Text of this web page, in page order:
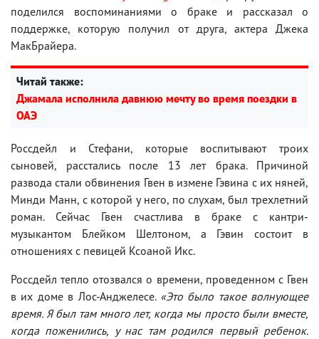
поделился воспоминаниями о браке и рассказал о
поддержке, которую получил от друга, актера Джека
МакБрайера.
Читай также:
Джамала исполнила давнюю мечту во время поездки в
ОАЭ
Россдейл и Стефани, которые воспитывают троих
сыновей, расстались после 13 лет брака. Причиной
развода стали обвинения Гвен в измене Гэвина с их няней,
Минди Манн, с которой у него, по слухам, был трехлетний
роман. Сейчас Гвен счастлива в браке с кантри-
музыкантом Блейком Шелтоном, а Гэвин состоит в
отношениях с певицей Ксоаной Икс.
Россдейл тепло отозвался о времени, проведенном с Гвен
в их доме в Лос-Анджелесе. «Это было такое волнующее
время. Я был там много лет, когда мы просто были вместе,
когда поженились, у нас там родился первый ребенок.